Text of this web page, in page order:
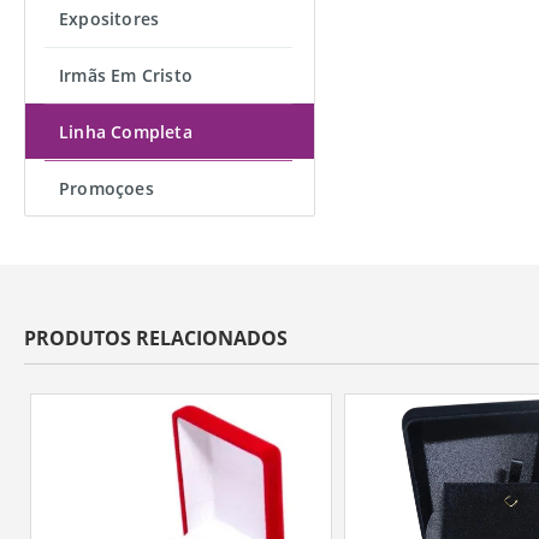
Expositores
Irmãs Em Cristo
Linha Completa
Promoçoes
PRODUTOS RELACIONADOS